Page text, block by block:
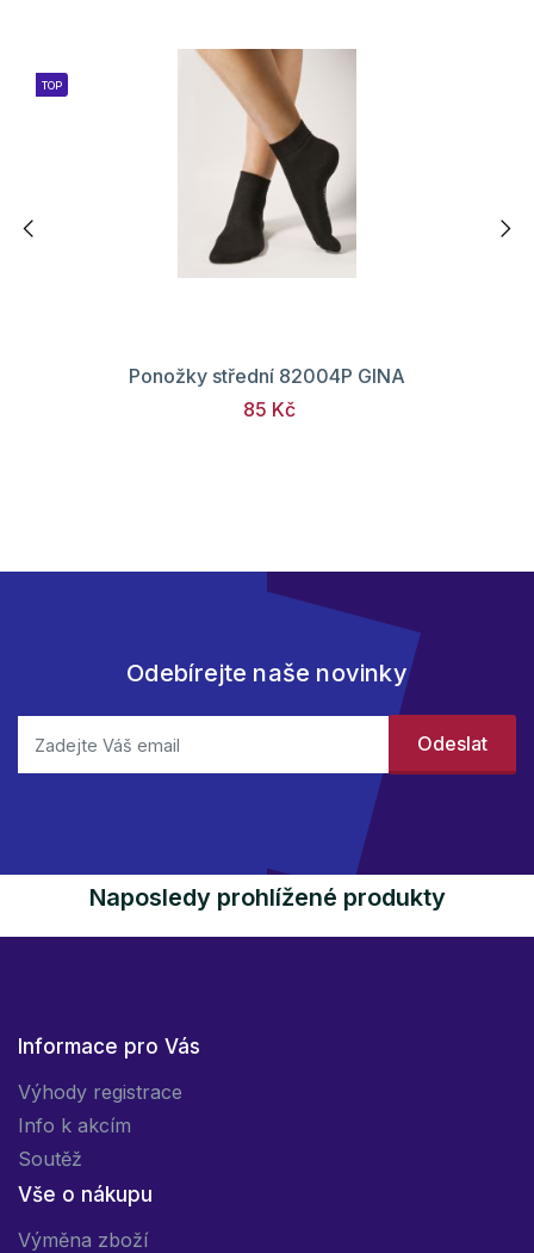
TOP
Ponožky střední 82004P GINA
85 Kč
Odebírejte naše novinky
Naposledy prohlížené produkty
Informace pro Vás
Výhody registrace
Info k akcím
Soutěž
Vše o nákupu
Výměna zboží